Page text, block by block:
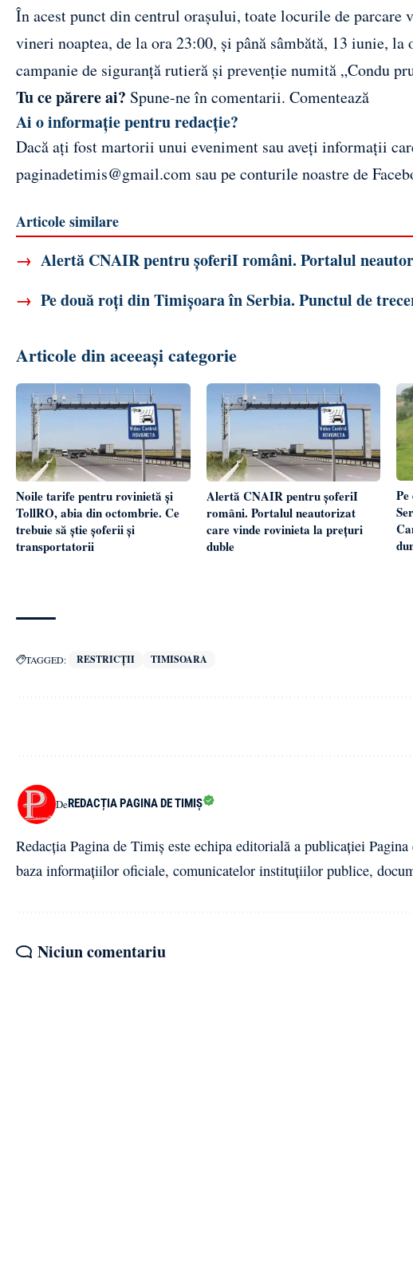
În acest punct din centrul orașului, toate locurile de
vineri noaptea, de la ora 23:00, și până sâmbătă, 13 iunie,
campanie de siguranță rutieră și prevenție numită „Condu
Tu ce părere ai? Spune-ne în comentarii. Comentează
Ai o informație pentru redacție?
Dacă ați fost martorii unui eveniment sau aveți informații
paginadetimis@gmail.com sau pe conturile noastre de
Articole similare
→ Alertă CNAIR pentru șoferiI români. Portalul
→ Pe două roți din Timișoara în Serbia. Punctul de
Articole din aceeași categorie
Noile tarife pentru rovinietă și
TollRO, abia din octombrie. Ce
trebuie să știe șoferii și
transportatorii
Alertă CNAIR pentru șoferiI
români. Portalul neautorizat
care vinde rovinieta la prețuri
duble
TAGGED: RESTRICȚII TIMISOARA
DeREDACȚIA PAGINA DE TIMIȘ
Redacția Pagina de Timiș este echipa editorială a publicației
baza informațiilor oficiale, comunicatelor instituțiilor publice,
Niciun comentariu